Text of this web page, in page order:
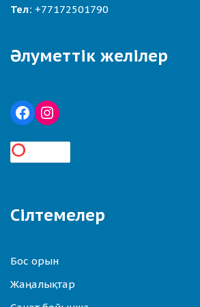
Тел: +77172501790
Әлуметтік желілер
Сілтемелер
Бос орын
Жаңалықтар